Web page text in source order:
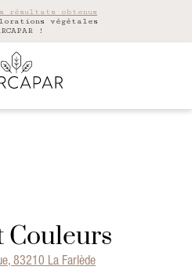
résultats obtenus
végétales
!
Couleurs
83210 La Farlède